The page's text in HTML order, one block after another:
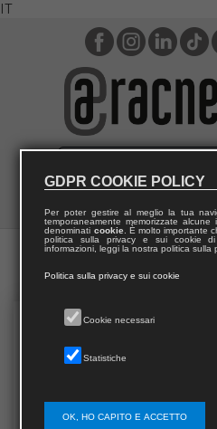
IT
GDPR COOKIE POLICY
Per poter gestire al meglio la tua
temporaneamente memorizzate
denominati cookie. È molto importante
politica sulla privacy e sui cookie
informazioni, leggi la nostra politica sulla
Politica sulla privacy e sui cookie
Cookie necessari
Statistiche
OK, HO CAPITO E ACCETTO